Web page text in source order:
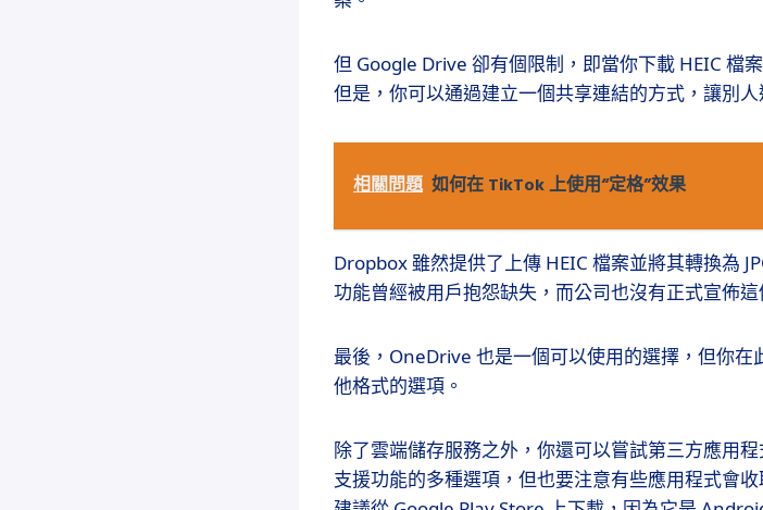
但 Google Drive 卻有個限制，即當你下載 HEIC 檔
但是，你可以通過建立一個共享連結的方式，讓別
相關問題 如何在 TikTok 上使用“定格”效果
Dropbox 雖然提供了上傳 HEIC 檔案並將其轉換為
功能曾經被用戶抱怨缺失，而公司也沒有正式宣佈這
最後，OneDrive 也是一個可以使用的選擇，但你在
他格式的選項。
除了雲端儲存服務之外，你還可以嘗試第三方應用
支援功能的多種選項，但也要注意有些應用程式會